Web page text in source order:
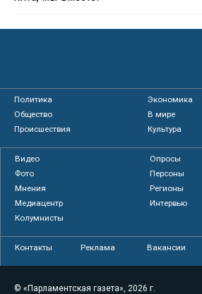
Политика
Экономика
Общество
В мире
Происшествия
Культура
Видео
Опросы
Фото
Персоны
Мнения
Регионы
Медиацентр
Интервью
Колумнисты
Контакты Реклама Вакансии
© «Парламентская газета», 2026 г.